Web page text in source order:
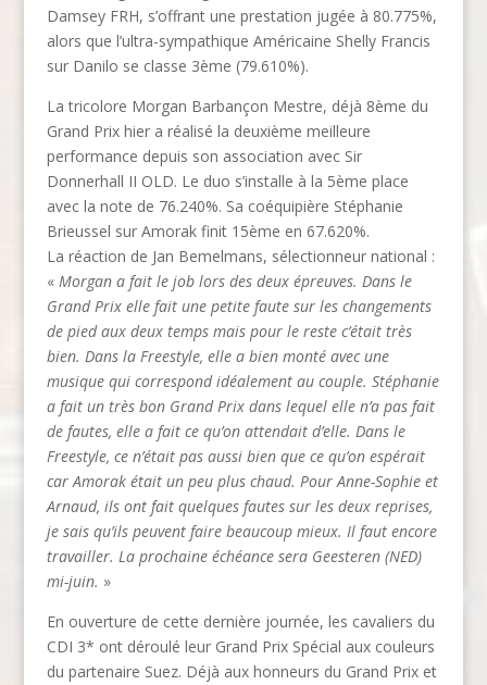
Damsey FRH, s’offrant une prestation jugée à 80.775%,
alors que l’ultra-sympathique Américaine Shelly Francis
sur Danilo se classe 3ème (79.610%).
La tricolore Morgan Barbançon Mestre, déjà 8ème du
Grand Prix hier a réalisé la deuxième meilleure
performance depuis son association avec Sir
Donnerhall II OLD. Le duo s’installe à la 5ème place
avec la note de 76.240%. Sa coéquipière Stéphanie
Brieussel sur Amorak finit 15ème en 67.620%.
La réaction de Jan Bemelmans, sélectionneur national :
« Morgan a fait le job lors des deux épreuves. Dans le
Grand Prix elle fait une petite faute sur les changements
de pied aux deux temps mais pour le reste c’était très
bien. Dans la Freestyle, elle a bien monté avec une
musique qui correspond idéalement au couple. Stéphanie
a fait un très bon Grand Prix dans lequel elle n’a pas fait
de fautes, elle a fait ce qu’on attendait d’elle. Dans le
Freestyle, ce n’était pas aussi bien que ce qu’on espérait
car Amorak était un peu plus chaud. Pour Anne-Sophie et
Arnaud, ils ont fait quelques fautes sur les deux reprises,
je sais qu’ils peuvent faire beaucoup mieux. Il faut encore
travailler. La prochaine échéance sera Geesteren (NED)
mi-juin. »
En ouverture de cette dernière journée, les cavaliers du
CDI 3* ont déroulé leur Grand Prix Spécial aux couleurs
du partenaire Suez. Déjà aux honneurs du Grand Prix et